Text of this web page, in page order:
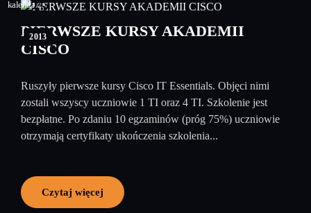
25
2013
PIERWSZE KURSY AKADEMII
CISCO
Ruszyły pierwsze kursy Cisco IT Essentials. Objęci nimi
zostali wszyscy uczniowie 1 TI oraz 4 TI. Szkolenie jest
bezpłatne. Po zdaniu 10 egzaminów (próg 75%) uczniowie
otrzymają certyfikaty ukończenia szkolenia...
Czytaj więcej